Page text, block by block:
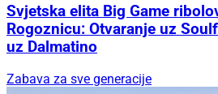
Svjetska elita Big Game
Rogoznicu: Otvaranje uz
uz Dalmatino
Zabava za sve generacije